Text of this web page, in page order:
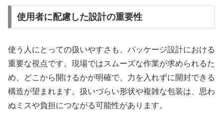
使用者に配慮した設計の重要性
使う人にとっての扱いやすさも、パッケージ設計における
重要な視点です。現場ではスムーズな作業が求められるた
め、どこから開けるかが明確で、力を入れずに開封できる
構造が望まれます。扱いづらい形状や複雑な包装は、思わ
ぬミスや負担につながる可能性があります。